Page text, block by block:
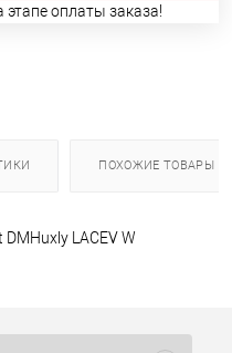
оплаты заказа!
ПОХОЖИЕ ТОВАРЫ
LACEV W